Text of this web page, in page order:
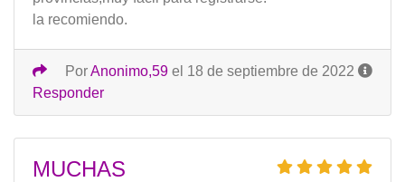
la recomiendo.
PorAnonimo,59 el 18 de septiembre de 2022
Responder
MUCHAS